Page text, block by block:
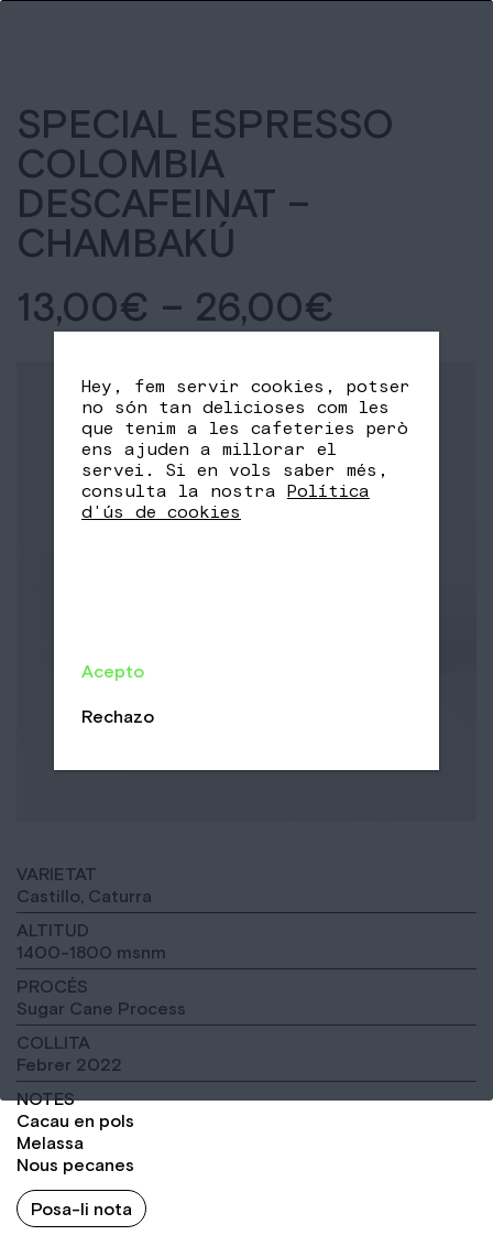
SPECIAL ESPRESSO
COLOMBIA
DESCAFEINAT –
CHAMBAKÚ
13,00€ – 26,00€
VARIETAT
Castillo, Caturra
ALTITUD
1400-1800 msnm
PROCÉS
Sugar Cane Process
COLLITA
Febrer 2022
NOTES
Cacau en pols
Melassa
Nous pecanes
Posa-li nota
Hey, fem servir cookies, potser
no són tan delicioses com les
que tenim a les cafeteries però
ens ajuden a millorar el
servei. Si en vols saber més,
consulta la nostra Política
d'ús de cookies
Acepto
Rechazo